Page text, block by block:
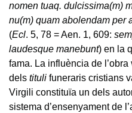
nomen tuaq. dulcissima(m)
nu(m) quam abolendam per
(Ecl. 5, 78 = Aen. 1, 609:
laudesque manebunt) en la
fama. La influència de
dels tituli funeraris cristians
Virgili constituïa un dels
sistema d’ensenyament de